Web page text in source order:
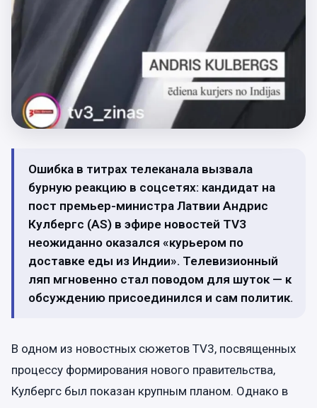
Ошибка в титрах телеканала вызвала
бурную реакцию в соцсетях: кандидат на
пост премьер-министра Латвии Андрис
Кулбергс (AS) в эфире новостей TV3
неожиданно оказался «курьером по
доставке еды из Индии». Телевизионный
ляп мгновенно стал поводом для шуток — к
обсуждению присоединился и сам политик.
В одном из новостных сюжетов TV3, посвященных
процессу формирования нового правительства,
Кулбергс был показан крупным планом. Однако в